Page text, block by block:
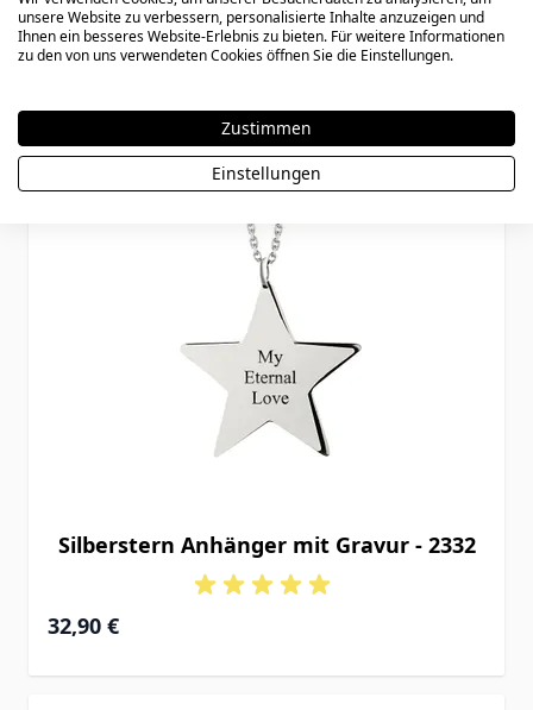
Silberstern Anhänger mit Gravur - 2332
32,90 €
unsere Website zu verbessern, personalisierte Inhalte anzuzeigen und
Ihnen ein besseres Website-Erlebnis zu bieten. Für weitere Informationen
zu den von uns verwendeten Cookies öffnen Sie die Einstellungen.
Zustimmen
Einstellungen